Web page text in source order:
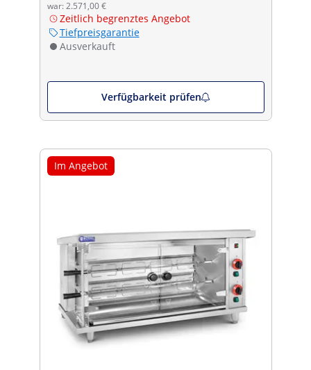
war: 2.571,00 €
Zeitlich begrenztes Angebot
Tiefpreisgarantie
Ausverkauft
Verfügbarkeit prüfen
Im Angebot